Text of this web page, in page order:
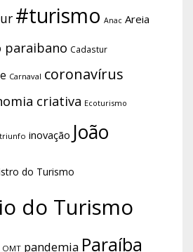
#turismo Anac Areia
paraibano Cadastur
Carnaval coronavírus
criativa Ecoturismo
inovação João
do Turismo
do Turismo
OMT pandemia Paraíba